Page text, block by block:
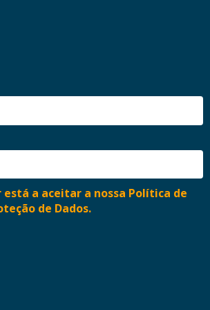
está a aceitar a nossa Política de
de Dados.